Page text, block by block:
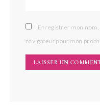
Enregistrer mon
navigateur pour mon